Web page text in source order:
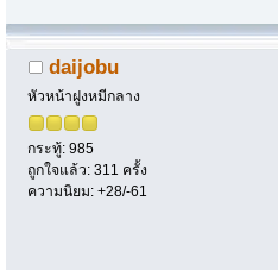
daijobu
หัวหน้าฝูงหมีกลาง
กระทู้: 985
ถูกใจแล้ว: 311 ครั้ง
ความนิยม: +28/-61